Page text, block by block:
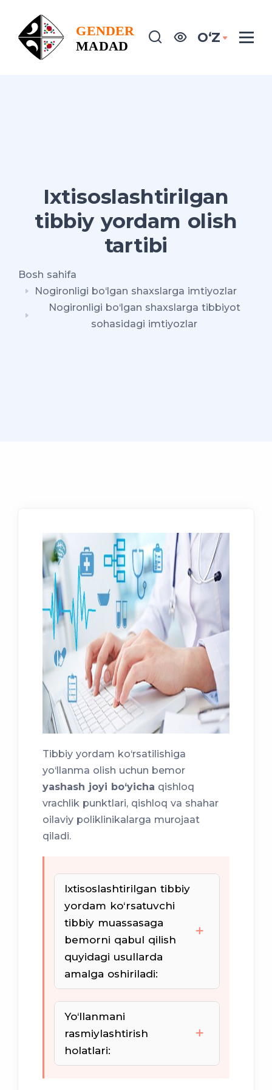
OʻZ
Ixtisoslashtirilgan
tibbiy yordam olish
tartibi
Bosh sahifa
Nogironligi bo‘lgan shaxslarga imtiyozlar
Nogironligi bo‘lgan shaxslarga tibbiyot
sohasidagi imtiyozlar
Tibbiy yordam ko‘rsatilishiga
yo‘llanma olish uchun bemor
yashash joyi bo‘yicha qishloq
vrachlik punktlari, qishloq va shahar
oilaviy poliklinikalarga murojaat
qiladi.
Ixtisoslashtirilgan tibbiy
yordam ko‘rsatuvchi
tibbiy muassasaga
bemorni qabul qilish
quyidagi usullarda
amalga oshiriladi:
haq evaziga
Yo‘llanmani
rasmiylashtirish
holatlari: